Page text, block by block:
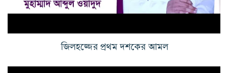
জিলহজ্জের প্রথম দশকের আমল